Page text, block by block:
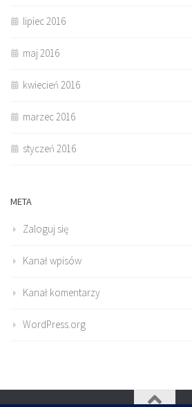
lipiec 2016
maj 2016
kwiecień 2016
marzec 2016
styczeń 2016
META
Zaloguj się
Kanał wpisów
Kanał komentarzy
WordPress.org